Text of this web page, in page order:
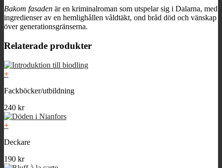
Bakom fasaden är en kriminalroman som utspelar sig i Dalarna, med
ingredienser av en hemlighållen våldtäkt, ond bråd död och vänskap
över generationsgränserna.
Relaterade produkter
+
Fackböcker/utbildning
240 kr
+
Deckare
190 kr